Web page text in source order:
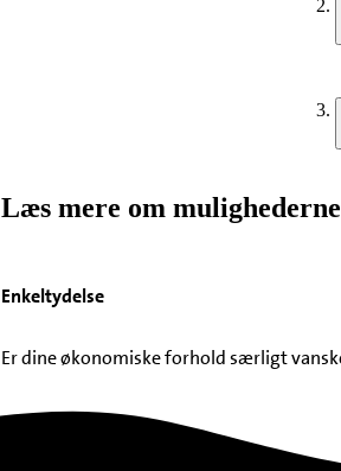
Læs mere om
Enkeltydelse
Er dine økonomiske forhold særligt